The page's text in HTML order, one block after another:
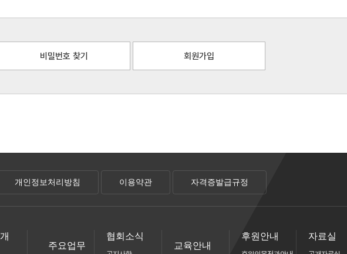
비밀번호 찾기 회원가입
개인정보처리방침 이용약관 자격증발급규정
주요업무
협회소식
교육안내
후원안내 자료실